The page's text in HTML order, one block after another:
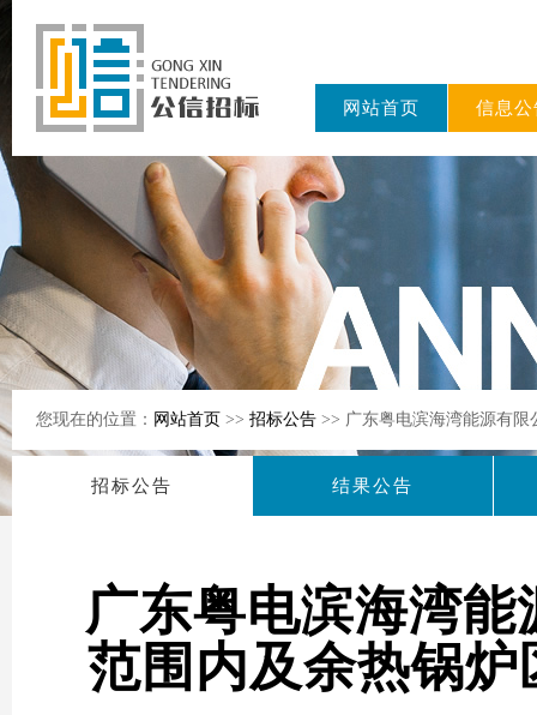
东公信招标
有限公司
网站首页 信息公
您现在的位置： 网站首页 >> 招标公告 >> 广东粤电滨海湾能源有限
招标公告 结果公告
广东粤电滨海湾能
范围内及余热锅